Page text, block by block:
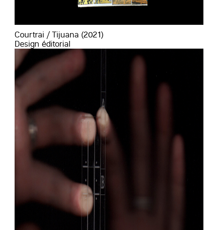
Courtrai / Tijuana (2021)
Design éditorial